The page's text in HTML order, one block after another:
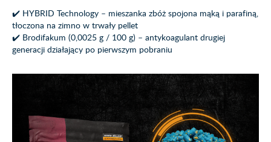
✔️ HYBRID Technology – mieszanka zbóż spojona mąką i parafiną,
tłoczona na zimno w trwały pellet
✔️ Brodifakum (0,0025 g / 100 g) – antykoagulant drugiej
generacji działający po pierwszym pobraniu